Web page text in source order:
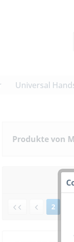
Universal
Produkte von
2